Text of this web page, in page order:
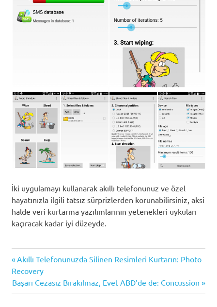
İki uygulamayı kullanarak akıllı telefonunuz ve özel
hayatınızla ilgili tatsız sürprizlerden korunabilirsiniz, aksi
halde veri kurtarma yazılımlarının yetenekleri uykuları
kaçıracak kadar iyi düzeyde.
inceleme
Yazı
gezinmesi
Previous
Post:
Akıllı Telefonunuzda Silinen Resimleri Kurtarın: Photo
Recovery
Next
Post:
Başarı Cezasız Bırakılmaz, Evet ABD’de de: Concussion